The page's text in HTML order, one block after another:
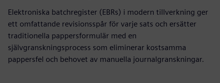
Elektroniska batchregister (EBRs) i modern tillverkning ger
ett omfattande revisionsspår för varje sats och ersätter
traditionella pappersformulär med en
självgranskningsprocess som eliminerar kostsamma
pappersfel och behovet av manuella journalgranskningar.